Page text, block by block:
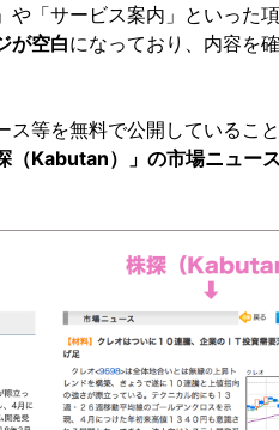
「サービス案内」といった
が空白になっており、内容を
ス等を無料で公開しているこ
（Kabutan）」の市場ニュー